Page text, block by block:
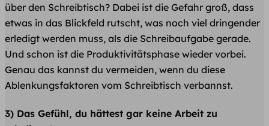
über den Schreibtisch? Dabei ist die Gefahr groß, dass
etwas in das Blickfeld rutscht, was noch viel dringender
erledigt werden muss, als die Schreibaufgabe gerade.
Und schon ist die Produktivitätsphase wieder vorbei.
Genau das kannst du vermeiden, wenn du diese
Ablenkungsfaktoren vom Schreibtisch verbannst.
3) Das Gefühl, du hättest gar keine Arbeit zu